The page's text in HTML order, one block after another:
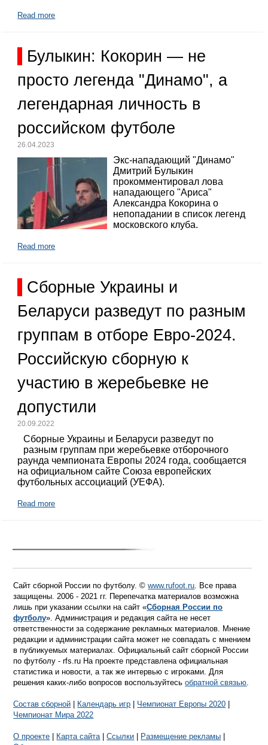
Read more
Булыкин: Кокорин — не
просто легенда "Динамо", а
легендарная личность в
российском футболе
26.04.2023
Экс-нападающий "Динамо"
Дмитрий Булыкин
прокомментировал лова
нападающего "Ариса"
Александра Кокорина о
непопадании в список легенд
московского клуба.
Read more
Сборные Украины и
Беларуси разведут по разным
группам в отборе Евро-2024.
Российскую сборную к
участию в жеребьевке не
допустили
20.09.2022
Сборные Украины и Беларуси разведут по
разным группам при жеребьевке отборочного
раунда чемпионата Европы 2024 года, сообщается
на официальном сайте Союза европейских
футбольных ассоциаций (УЕФА).
Read more
Сайт сборной России по футболу. ©www.rufoot.ru. Все права
защищены. 2006 - 2021 гг. Перепечатка материалов возможна
лишь при указании ссылки на сайт «Сборная России по
футболу». Администрация и редакция сайта не несет
ответственности за содержание рекламных материалов. Мнение
редакции и администрации сайта может не совпадать с мнением
в публикуемых материалах. Официальный сайт сборной России
по футболу - rfs.ru На проекте представлена официальная
статистика и новости, а так же интервью с игроками. Для
решения каких-либо вопросов воспользуйтесьобратной связью.
Состав сборной Календарь игр Чемпионат Европы 2020
Чемпионат Мира 2022
О проекте Карта сайта|Ссылки Размещение рекламы